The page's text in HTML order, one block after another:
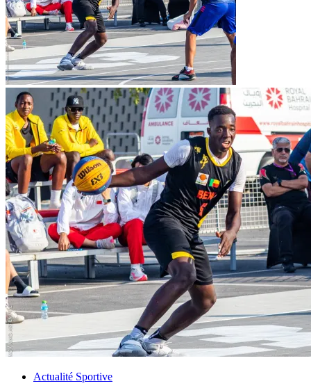
Actualité Sportive